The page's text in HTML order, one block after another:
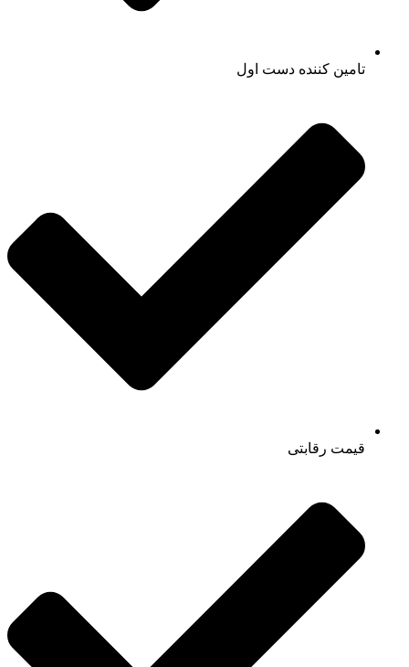
تامین کننده دست اول
قیمت رقابتی